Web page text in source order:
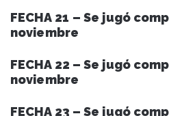
FECHA 21 – Se jugó
noviembre
FECHA 22 – Se jugó
noviembre
FECHA 23 – Se jugó